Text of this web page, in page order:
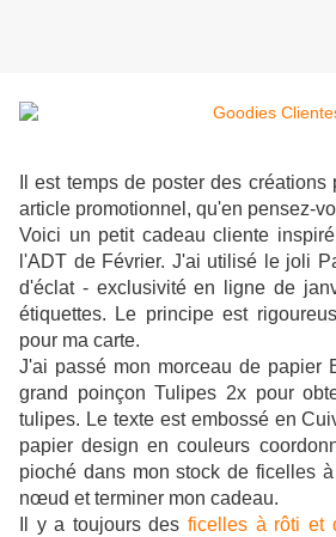
Il est temps de poster des
article promotionnel, qu'en pensez-
Voici un petit cadeau cliente
l'ADT de Février. J'ai utilisé le joli
d'éclat - exclusivité en ligne de
étiquettes. Le principe est
pour ma carte.
J'ai passé mon morceau de papier
grand poinçon Tulipes 2x pour
tulipes. Le texte est embossé en
papier design en couleurs
pioché dans mon stock de ficelles
nœud et terminer mon cadeau.
Il y a toujours desficelles à rôti et